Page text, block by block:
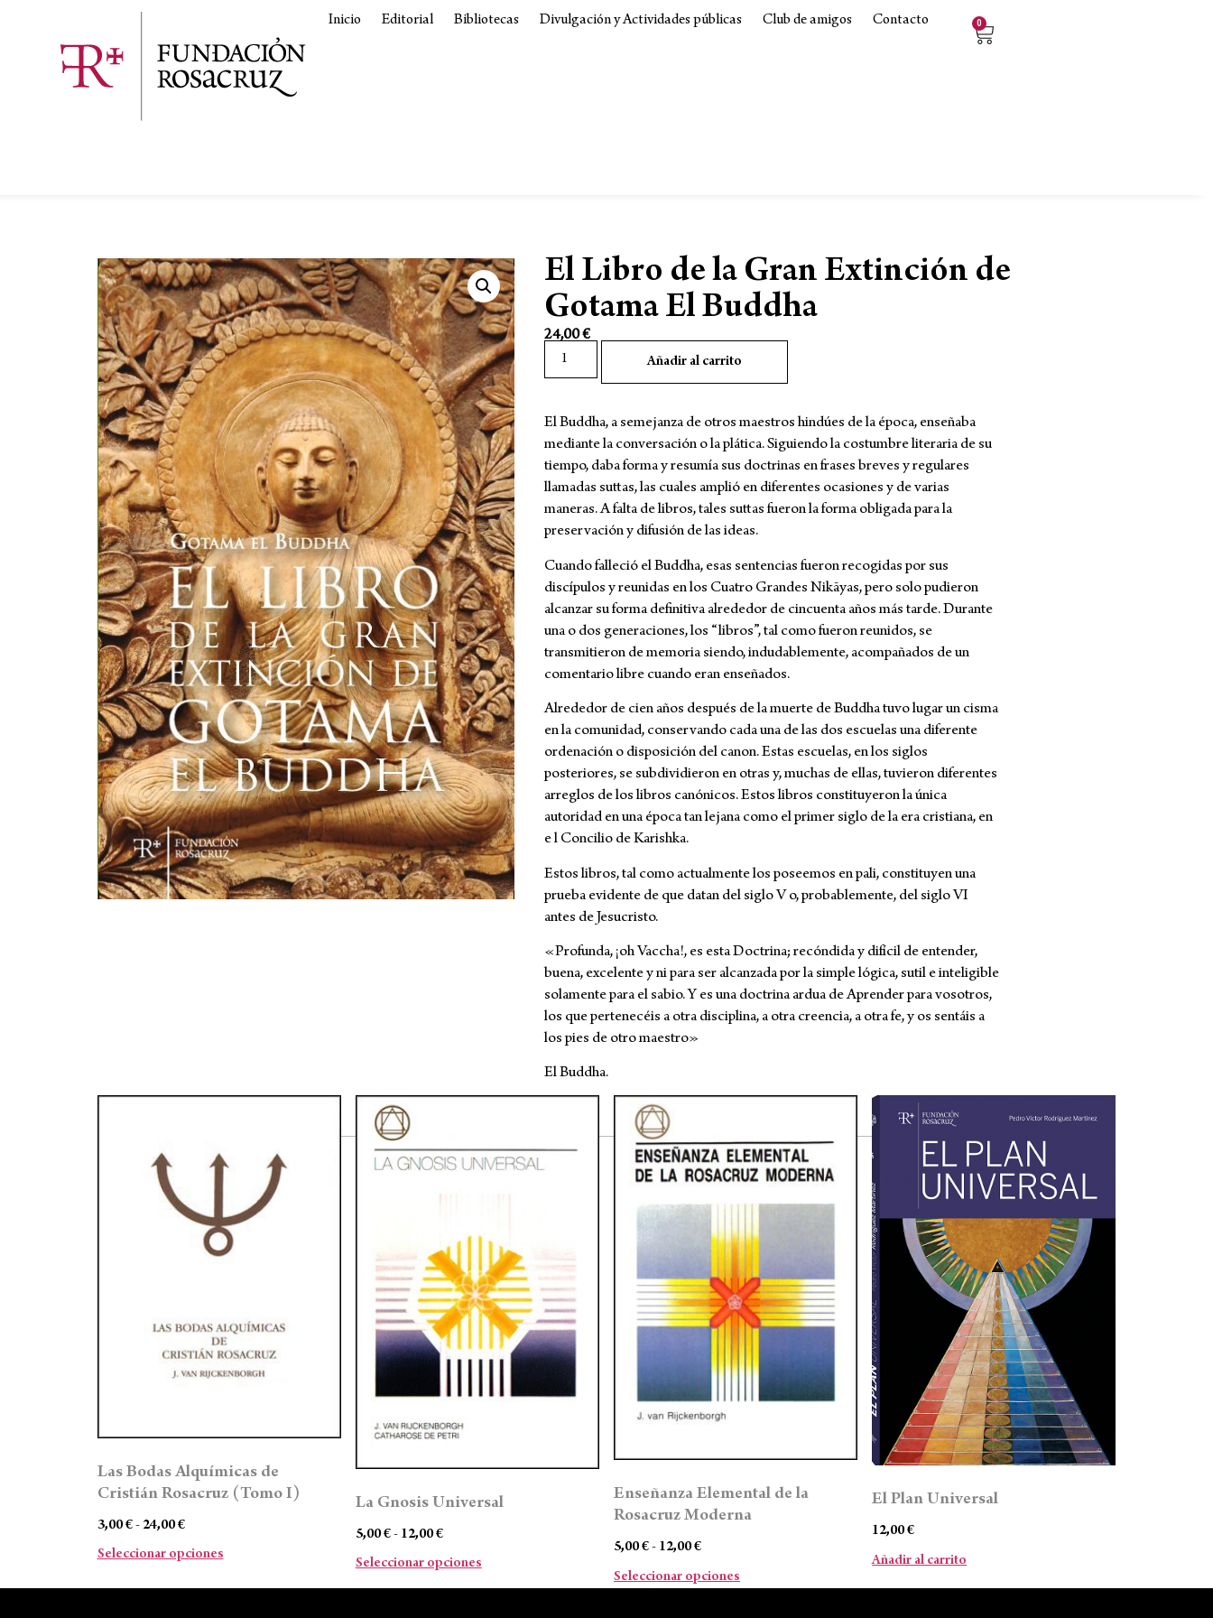
Inicio Editorial Bibliotecas Divulgación y Actividades públicas Club de amigos Contacto 0
El Libro de la Gran Extinción de
Gotama El Buddha
24,00€
Añadir al carrito
El Buddha, a semejanza de otros maestros hindúes de la época, enseñaba
mediante la conversación o la plática. Siguiendo la costumbre literaria de su
tiempo, daba forma y resumía sus doctrinas en frases breves y regulares
llamadas suttas, las cuales amplió en diferentes ocasiones y de varias
maneras. A falta de libros, tales suttas fueron la forma obligada para la
preservación y difusión de las ideas.
Cuando falleció el Buddha, esas sentencias fueron recogidas por sus
discípulos y reunidas en los Cuatro Grandes Nikāyas, pero solo pudieron
alcanzar su forma definitiva alrededor de cincuenta años más tarde. Durante
una o dos generaciones, los “libros”, tal como fueron reunidos, se
transmitieron de memoria siendo, indudablemente, acompañados de un
comentario libre cuando eran enseñados.
Alrededor de cien años después de la muerte de Buddha tuvo lugar un cisma
en la comunidad, conservando cada una de las dos escuelas una diferente
ordenación o disposición del canon. Estas escuelas, en los siglos
posteriores, se subdividieron en otras y, muchas de ellas, tuvieron diferentes
arreglos de los libros canónicos. Estos libros constituyeron la única
autoridad en una época tan lejana como el primer siglo de la era cristiana, en
e l Concilio de Karishka.
Estos libros, tal como actualmente los poseemos en pali, constituyen una
prueba evidente de que datan del siglo V o, probablemente, del siglo VI
antes de Jesucristo.
«Profunda, ¡oh Vaccha!, es esta Doctrina; recóndida y difícil de entender,
buena, excelente y ni para ser alcanzada por la simple lógica, sutil e inteligible
solamente para el sabio. Y es una doctrina ardua de Aprender para vosotros,
los que pertenecéis a otra disciplina, a otra creencia, a otra fe, y os sentáis a
los pies de otro maestro»
El Buddha.
Las Bodas Alquímicas de
Cristián Rosacruz (Tomo I)
3,00€ - 24,00€
Seleccionar opciones
La Gnosis Universal
5,00€- 12,00€
Seleccionar opciones
Enseñanza Elemental de la
Rosacruz Moderna
5,00€- 12,00€
Seleccionar opciones
El Plan Universal
12,00€
Añadir al carrito